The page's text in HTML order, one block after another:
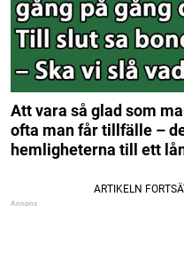
Att vara så glad som
ofta man får tillfälle –
hemligheterna till ett